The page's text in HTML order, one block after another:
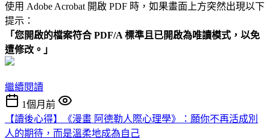
使用 Adobe Acrobat 開啟 PDF 時，如果畫面上方突然出現以下
提示：
「您開啟的檔案符合 PDF/A 標準且已開啟為唯讀模式，以免
遭修改。」
繼續閱讀
1個月前
【讀後心得】《漫畫 阿德勒人際心理學》：願你不再活成別
人的期待，而是溫柔地成為自己